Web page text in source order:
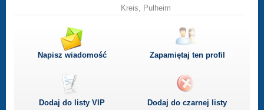
Kreis, Pulheim
Napisz wiadomość Zapamiętaj ten profil
Dodaj do listyVIP Dodaj do czarnej listy